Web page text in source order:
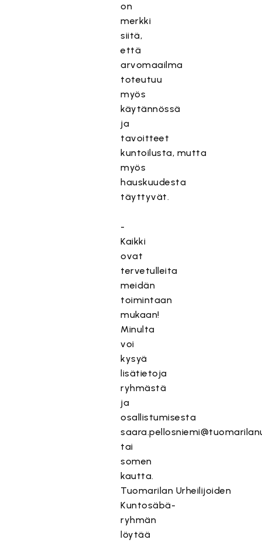
on
merkki
siitä,
että
arvomaailma
toteutuu
myös
käytännössä
ja
tavoitteet
kuntoilusta, mutta
myös
hauskuudesta
täyttyvät.
-
Kaikki
ovat
tervetulleita
meidän
toimintaan
mukaan!
Minulta
voi
kysyä
lisätietoja
ryhmästä
ja
osallistumisesta
tai
somen
kautta.
Tuomarilan Urheilijoiden
Kuntosäbä-
ryhmän
löytää